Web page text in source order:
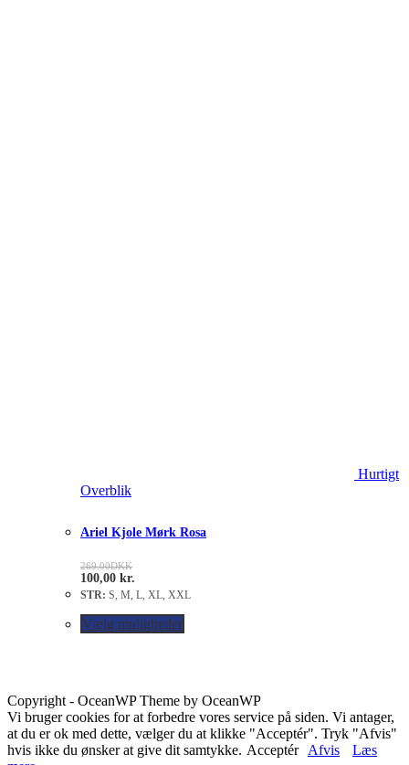
Hurtigt
Overblik
Ariel Kjole Mørk Rosa
269.00DKK
100,00 kr.
STR: S, M, L, XL, XXL
Vælg muligheder
Copyright - OceanWP Theme by OceanWP
Vi bruger cookies for at forbedre vores service på siden. Vi antager,
at du er ok med dette, vælger du at klikke "Acceptér". Tryk "Afvis"
hvis ikke du ønsker at give dit samtykke. Acceptér Afvis
Læs